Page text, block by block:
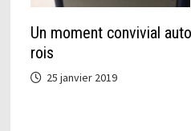
Un moment convivial
rois
25 janvier 2019